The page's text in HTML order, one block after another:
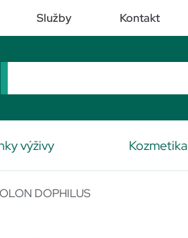
Služby Kontakt
výživy Kozmetika
DOPHILUS